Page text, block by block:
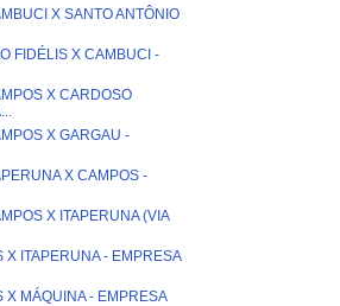
X SANTO ANTÔNIO
FIDÉLIS X CAMBUCI -
X CARDOSO
X GARGAU -
X CAMPOS -
X ITAPERUNA (VIA
X ITAPERUNA - EMPRESA
X MÁQUINA - EMPRESA